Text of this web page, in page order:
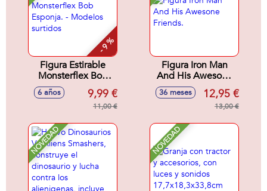
- 9 %
Figura Estirable
Monsterflex Bob
Esponja. - Modelos
surtidos
6 años 9,99 €
11,00 €
Figura Iron Man
And His Awesone
Friends.
36 meses 12,95 €
13,00 €
NOVEDAD NOVEDAD